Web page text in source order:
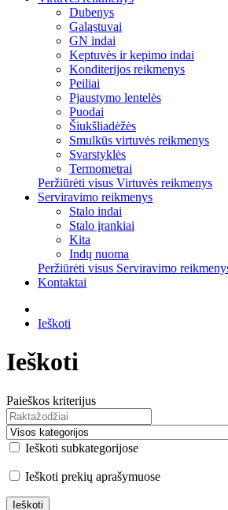
Dubenys
Galąstuvai
GN indai
Keptuvės ir kepimo indai
Konditerijos reikmenys
Peiliai
Pjaustymo lentelės
Puodai
Šiukšliadėžės
Smulkūs virtuvės reikmenys
Svarstyklės
Termometrai
Peržiūrėti visus Virtuvės reikmenys
Serviravimo reikmenys
Stalo indai
Stalo įrankiai
Kita
Indų nuoma
Peržiūrėti visus Serviravimo
Kontaktai
Ieškoti
Ieškoti
Paieškos kriterijus
Ieškoti subkategorijose
Ieškoti prekių aprašymuose